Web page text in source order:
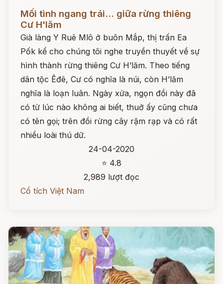
Đọc ngay
Mối tình ngang trái... giữa rừng thiêng
Cư H'lăm
Già làng Y Ruê Mlô ở buôn Mắp, thị trấn Ea
Pốk kể cho chúng tôi nghe truyền thuyết về sự
hình thành rừng thiêng Cư H’lăm. Theo tiếng
dân tộc Êđê, Cư có nghĩa là núi, còn H’lăm
nghĩa là loạn luân. Ngày xửa, ngọn đồi này đã
có từ lúc nào không ai biết, thuở ấy cũng chưa
có tên gọi; trên đồi rừng cây rậm rạp và có rất
nhiều loài thú dữ.
24-04-2020
⭐ 4.8
2,989 lượt đọc
Cổ tích Việt Nam